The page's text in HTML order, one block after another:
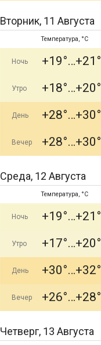
Вторник, 11 Августа
Температура, °C
Ночь +19° +21°
Утро +18° +20°
День +28° +30°
Вечер +28° +30°
Среда, 12 Августа
Температура, °C
Ночь +19° +21°
Утро +17° +20°
День +30° +32°
Вечер +26° +28°
Четверг, 13 Августа